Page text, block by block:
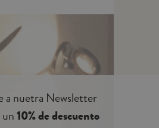
a nuetra Newsletter
10% de descuento